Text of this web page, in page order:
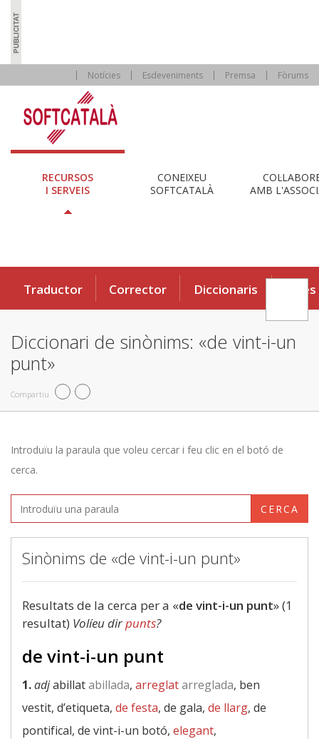
Notícies Esdeveniments Premsa Fòrums
RECURSOS
I SERVEIS
CONEIXEU
SOFTCATALÀ
AMB
Traductor Corrector Diccionaris Eines
Diccionari de sinònims: «de vint-i-un
punt»
Compartiu
Introduïu la paraula que voleu cercar i feu clic en el botó de
cerca.
CERCA
Sinònims de «de vint-i-un punt»
Resultats de la cerca per a «de vint-i-un punt» (1
resultat) Volíeu dirpunts?
de vint-i-un punt
1.adjabillatabillada, arreglatarreglada, ben
vestit, d’etiqueta, de festa, de gala, de llarg, de
pontifical, de vint-i-un botó, elegant,